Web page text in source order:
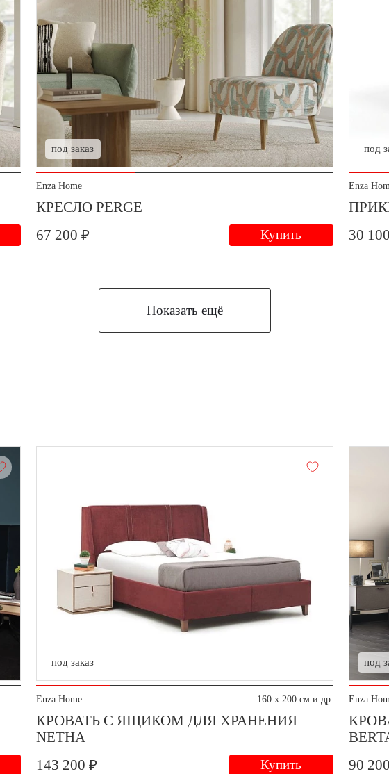
под заказ
Enza Home
КРЕСЛО PERGE
67 200 ₽
Купить
под
Enza
30
Показать ещё
под заказ
Enza Home 160 x 200 см и др.
КРОВАТЬ С ЯЩИКОМ ДЛЯ ХРАНЕНИЯ
NETHA
143 200 ₽
Купить
под
Enza
90